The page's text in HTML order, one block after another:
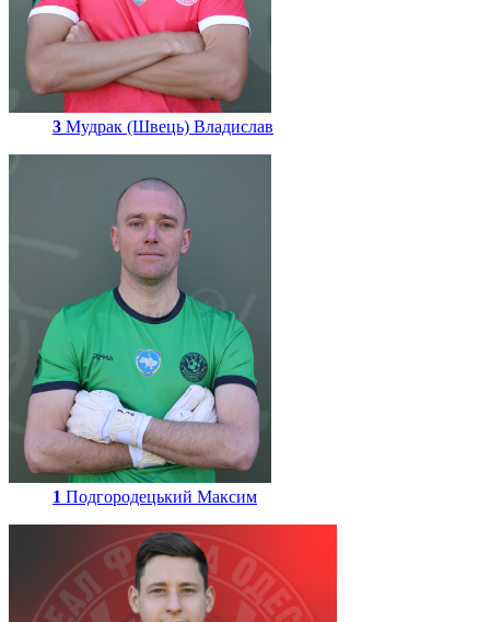
3 Мудрак (Швець) Владислав
1 Подгородецький Максим